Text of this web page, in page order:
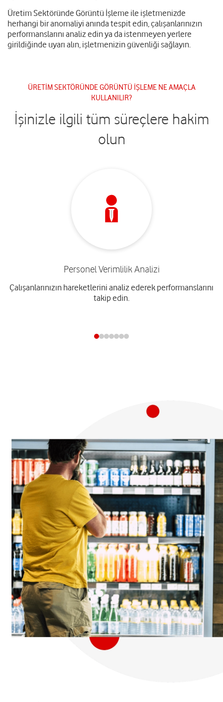
Üretim Sektöründe Görüntü İşleme ile işletmenizde
herhangi bir anomaliyi anında tespit edin, çalışanlarınızın
performanslarını analiz edin ya da istenmeyen yerlere
girildiğinde uyarı alın, işletmenizin güvenliği sağlayın.
ÜRETİM SEKTÖRÜNDE GÖRÜNTÜ İŞLEME NE AMAÇLA
KULLANILIR?
İşinizle ilgili tüm süreçlere hakim
olun
Personel Verimlilik Analizi
Çalışanlarınızın hareketlerini analiz ederek performanslarını
takip edin.